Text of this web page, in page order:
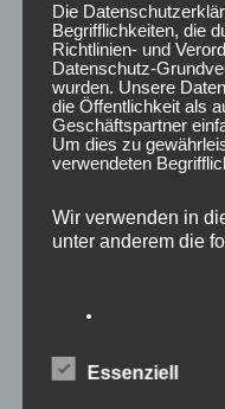
20x Radmutter (Lug
nuts) OFFEN M12 x
x 45 mm Kegelbund
60° Neo
60,00€ *
mit
von
Die
Begrifflichkeiten, die
Richtlinien- und
Datenschutz-
wurden. Unsere
die Öffentlichkeit als
Geschäftspartner
Um dies zu
verwendeten
Wir verwenden in
unter anderem die
Essenziell